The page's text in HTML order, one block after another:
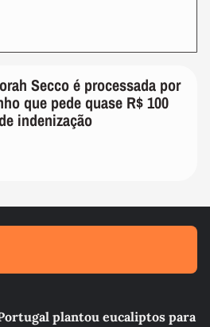
Secco é processada por
que pede quase R$ 100
indenização
plantou eucaliptos para